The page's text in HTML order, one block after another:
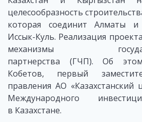
целесообразность
которая соединит Алматы
Иссык-Куль. Реализация
механизмы
партнерства (ГЧП). Об
Кобетов, первый
правления АО
Международного
в Казахстане.